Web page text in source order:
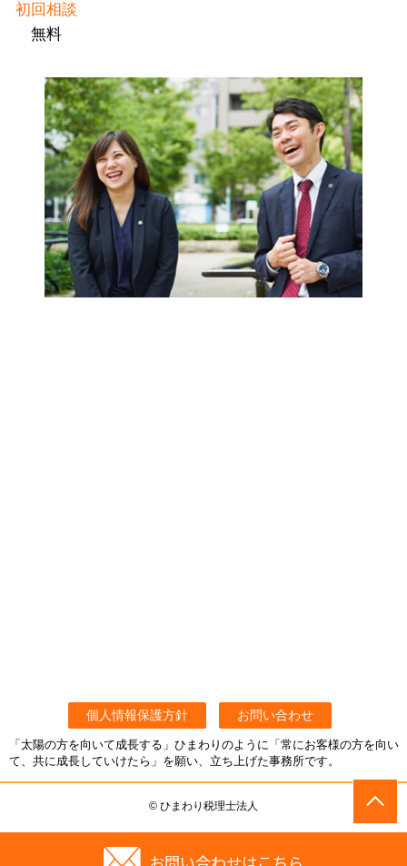
初回相談
無料
個人情報保護方針 お問い合わせ
「太陽の方を向いて成長する」ひまわりのように「常にお客様の方を向い
て、共に成長していけたら」を願い、立ち上げた事務所です。
© ひまわり税理士法人